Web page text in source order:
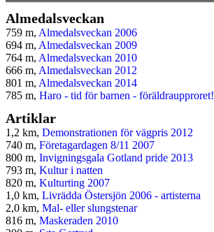
Almedalsveckan
759 m, Almedalsveckan 2006
694 m, Almedalsveckan 2009
764 m, Almedalsveckan 2010
666 m, Almedalsveckan 2012
801 m, Almedalsveckan 2014
785 m, Haro - tid för barnen - föräldraupproret!
Artiklar
1,2 km, Demonstrationen för vägpris 2012
740 m, Företagardagen 8/11 2007
800 m, Invigningsgala Gotland pride 2013
793 m, Kultur i natten
820 m, Kulturting 2007
1,0 km, Livrädda Östersjön 2006 - artisterna
2,0 km, Mal- eller slungstenar
816 m, Maskeraden 2010